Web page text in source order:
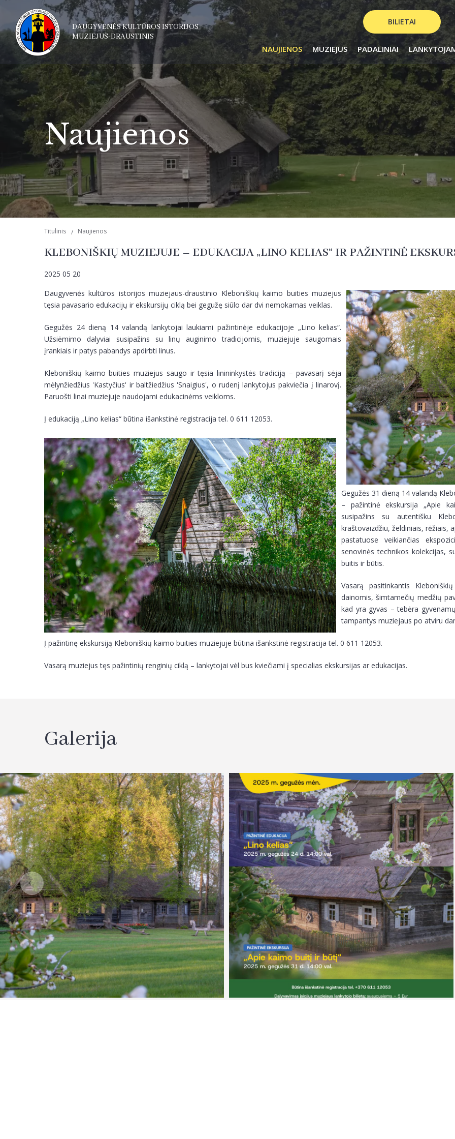
DAUGYVENĖS KULTŪROS ISTORIJOS
MUZIEJUS-DRAUSTINIS
BILIETAI
NAUJIENOS MUZIEJUS PADALINIAI
Naujienos
Titulinis Naujienos
KLEBONIŠKIŲ MUZIEJUJE – EDUKACIJA „LINO KELIAS“ IR PAŽINTINĖ
2025 05 20
Daugyvenės kultūros istorijos muziejaus-draustinio Kleboniškių kaimo buities muziejus
tęsia pavasario edukacijų ir ekskursijų ciklą bei gegužę siūlo dar dvi nemokamas veiklas.
Gegužės 24 dieną 14 valandą lankytojai laukiami pažintinėje edukacijoje „Lino kelias“.
Užsiėmimo dalyviai susipažins su linų auginimo tradicijomis, muziejuje saugomais
įrankiais ir patys pabandys apdirbti linus.
Kleboniškių kaimo buities muziejus saugo ir tęsia linininkystės tradiciją – pavasarį sėja
mėlynžiedžius 'Kastyčius' ir baltžiedžius 'Snaigius', o rudenį lankytojus pakviečia į linarovį.
Paruošti linai muziejuje naudojami edukacinėms veikloms.
Į edukaciją „Lino kelias“ būtina išankstinė registracija tel. 0 611 12053.
Gegužės 31 dieną 14 valandą
– pažintinė ekskursija „Apie
susipažins su autentišku
kraštovaizdžiu, želdiniais, rėžiais,
pastatuose veikiančias
senovinės technikos kolekcijas,
buitis ir būtis.
Vasarą pasitinkantis
dainomis, šimtamečių medžių
kad yra gyvas – tebėra
tampantys muziejaus po atviru
Į pažintinę ekskursiją Kleboniškių kaimo buities muziejuje būtina išankstinė registracija tel. 0 611 12053.
Vasarą muziejus tęs pažintinių renginių ciklą – lankytojai vėl bus kviečiami į specialias ekskursijas ar edukacijas.
Galerija